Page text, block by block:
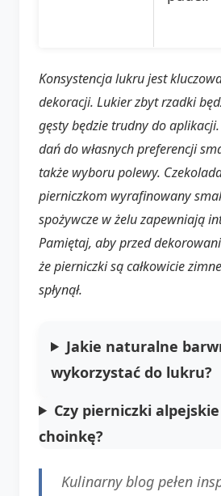
Konsystencja lukru jest
dekoracji. Lukier zbyt rzadki
gęsty będzie trudny do
dań do własnych preferencji
także wyboru polewy.
pierniczkom wyrafinowany
spożywcze w żelu zapewniają
Pamiętaj, aby przed
że pierniczki są całkowicie
spłynął.
Jakie naturalne
wykorzystać do lukru?
Czy pierniczki
choinkę?
Kulinarny blog pełen